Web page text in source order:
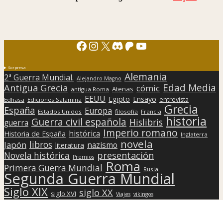
Facebook
Instagram
X Discord
Patreon
YouTube
Sorpresa
2ª Guerra Mundial. Alejandro Magno Alemania
Antigua Grecia antigua Roma Atenas cómic Edad Media
Edhasa Ediciones Salamina EEUU Egipto Ensayo entrevista
España Estados Unidos Europa filosofía Francia Grecia
guerra Guerra civil española Hislibris historia
Historia de España histórica Imperio romano Inglaterra
Japón libros literatura nazismo novela
Novela histórica Premios presentación
Primera Guerra Mundial Roma Rusia
Segunda Guerra Mundial
Siglo XIX siglo XVI siglo XX Viajes vikingos